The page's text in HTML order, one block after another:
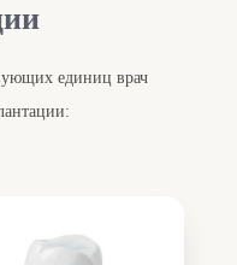
единиц врач